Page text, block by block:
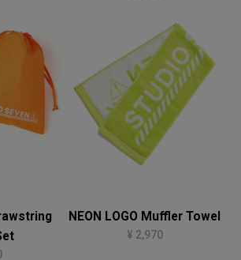
NEON LOGO Muffler Towel
¥ 2,970